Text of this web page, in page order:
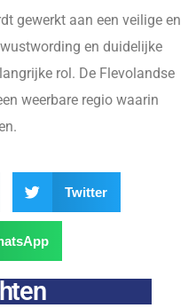
gewerkt aan een veilige en
en duidelijke
rol. De Flevolandse
weerbare regio waarin
Twitter